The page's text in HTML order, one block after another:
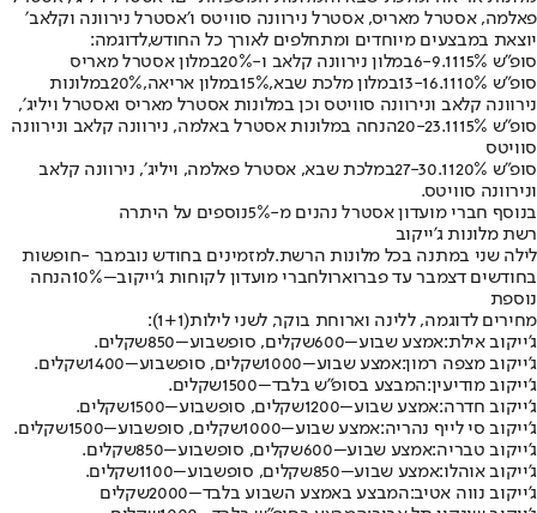
פאלמה, אסטרל מאריס, אסטרל נירוונה סוויטס ו׳אסטרל נירוונה וקלאב׳
יוצאת במבצעים מיוחדים ומתחלפים לאורך כל החודש,לדוגמה:
סופ"ש 6-9.11 15% במלון נירוונה קלאב ו-20%במלון אסטרל מאריס
סופ"ש 13-16.11 10% במלון מלכת שבא,15%במלון אריאה,20%במלונות
נירוונה קלאב ונירוונה סוויטס וכן במלונות אסטרל מאריס ואסטרל ויליג׳,
סופ"ש 20-23.11 15%
הנחה במלונות אסטרל באלמה, נירוונה קלאב ונירוונה
סוויטס
סופ"ש 27-30.11 20%
במלכת שבא, אסטרל פאלמה, ויליג׳, נירוונה קלאב
ונירוונה סוויטס.
בנוסף חברי מועדון אסטרל נהנים מ-5%נוספים על היתרה
רשת מלונות ג'ייקוב
לילה שני במתנה בכל מלונות הרשת.למזמינים בחודש נובמבר -חופשות
בחודשים דצמבר עד פברוארולחברי מועדון לקוחות ג'ייקוב–
10%הנחה
נוספת
מחירים לדוגמה, ללינה וארוחת בוקר, לשני לילות(
1+1
):
ג'ייקוב אילת:אמצע שבוע–
600שקלים, סופשבוע–
850שקלים.
ג'ייקוב מצפה רמון:אמצע שבוע–
1000שקלים, סופשבוע–
1400שקלים.
ג'ייקוב מודיעין:המבצע בסופ״ש בלבד–
1500שקלים.
ג'ייקוב חדרה:אמצע שבוע–
1200שקלים, סופשבוע–
1500שקלים.
ג'ייקוב סי לייף נהריה:אמצע שבוע–
1000שקלים, סופשבוע–
1500שקלים.
ג'ייקוב טבריה:אמצע שבוע–
600שקלים, סופשבוע–
850שקלים.
ג'ייקוב אוהלו:אמצע שבוע–
850שקלים, סופשבוע–
1100שקלים.
ג'ייקוב נווה אטיב:המבצע באמצע השבוע בלבד–
2000שקלים